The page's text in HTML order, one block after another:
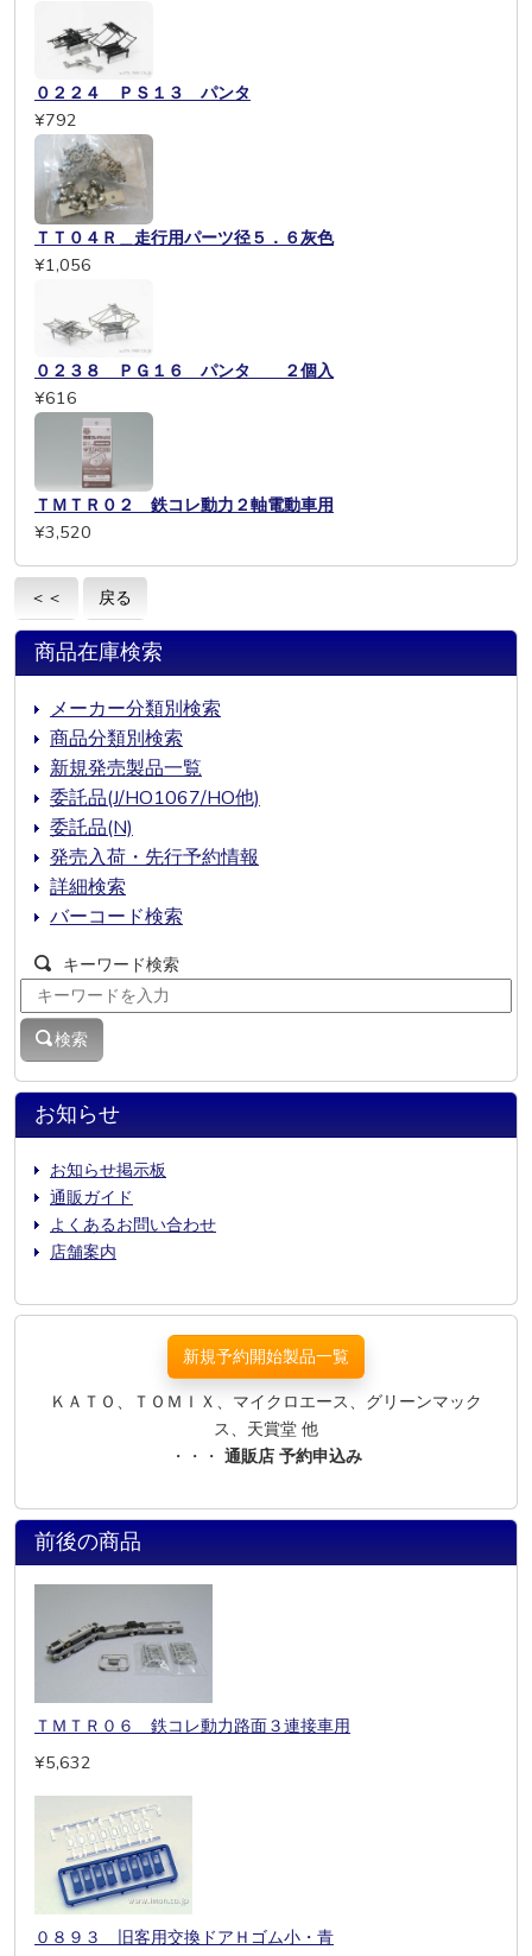
０２２４ ＰＳ１３ パンタ
¥792
ＴＴ０４Ｒ＿走行用パーツ径５．６灰色
¥1,056
０２３８ ＰＧ１６ パンタ ２個入
¥616
ＴＭＴＲ０２ 鉄コレ動力２軸電動車用
¥3,520
＜＜ 戻る
お知らせ
お知らせ掲示板
通販ガイド
よくあるお問い合わせ
店舗案内
商品在庫検索
メーカー分類別検索
商品分類別検索
新規発売製品一覧
委託品(J/HO1067/HO他)
委託品(N)
発売入荷・先行予約情報
詳細検索
バーコード検索
キーワード検索
検索
新規予約開始製品一覧
ＫＡＴＯ、ＴＯＭＩＸ、マイクロエース、グリーンマック
ス、天賞堂 他
・・・ 通販店 予約申込み
前後の商品
ＴＭＴＲ０６ 鉄コレ動力路面３連接車用
¥5,632
０８９３ 旧客用交換ドアＨゴム小・青